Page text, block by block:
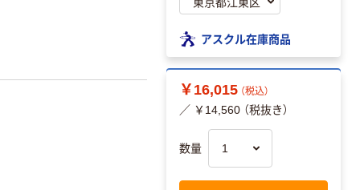
アスクル在庫商品
￥16,015 （税込）
／ ￥14,560 （税抜き）
数量